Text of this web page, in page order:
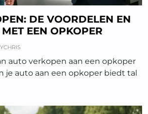
DE VOORDELEN EN
EEN OPKOPER
CHRIS
auto verkopen aan een opkoper
je auto aan een opkoper biedt tal